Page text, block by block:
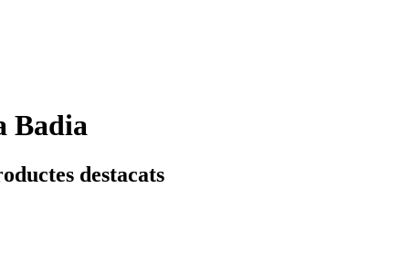
Badia
destacats